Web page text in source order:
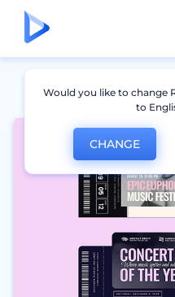
Would you like to change
to
CHANGE